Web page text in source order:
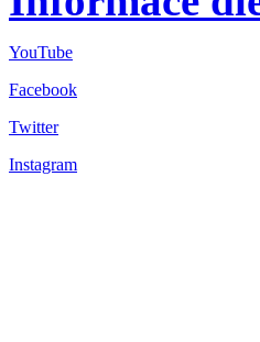
YouTube
Facebook
Twitter
Instagram